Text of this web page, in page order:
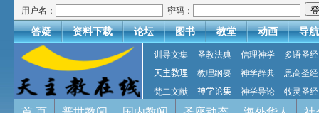
用户名： 密码：
答疑 资料下载 论坛 图书 教堂 动画 导航
训导文集 圣教法典 信理神学
多语圣经
天主教理
教理纲要 神学辞典
思高圣经
梵二文献
神学论集 神学导论 牧灵圣经